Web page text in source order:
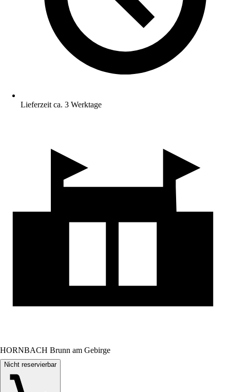
Lieferzeit ca. 3 Werktage
HORNBACH Brunn am Gebirge
Nicht reservierbar